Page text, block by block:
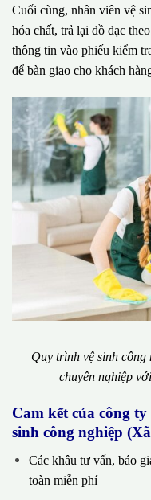
Cuối cùng, nhân viên vệ
hóa chất, trả lại đồ đạc
thông tin vào phiếu kiểm
để bàn giao cho khách
Quy trình vệ sinh
chuyên nghiệp
Cam kết của công
sinh công nghiệp
Các khâu tư vấn, báo
toàn miễn phí